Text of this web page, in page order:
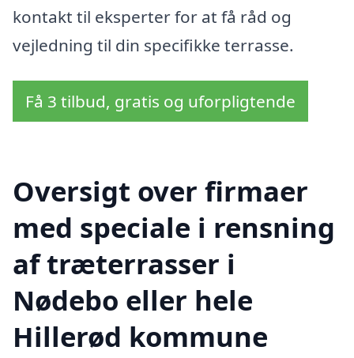
kontakt til eksperter for at få råd og
vejledning til din specifikke terrasse.
Få 3 tilbud, gratis og uforpligtende
Oversigt over firmaer
med speciale i rensning
af træterrasser i
Nødebo eller hele
Hillerød kommune